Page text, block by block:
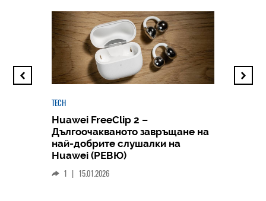
TECH
Huawei FreeClip 2 –
Дългоочакваното завръщане на
най-добрите слушалки на
Huawei (РЕВЮ)
1 | 15.01.2026